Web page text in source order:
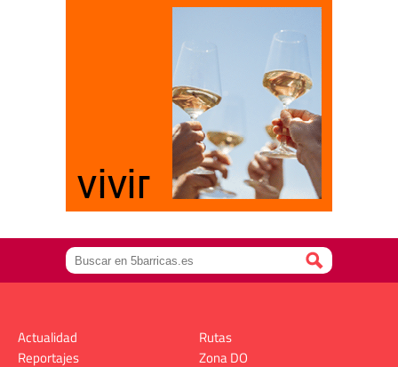
Actualidad
Reportajes
Rutas
Zona DO